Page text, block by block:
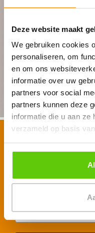
Deze website maakt
We gebruiken cookies
personaliseren, om
en om ons
informatie over uw
partners voor social
partners kunnen deze
informatie die u aan ze
verzameld op basis
BEGIN
Schrijf je in voor
Voornaam*